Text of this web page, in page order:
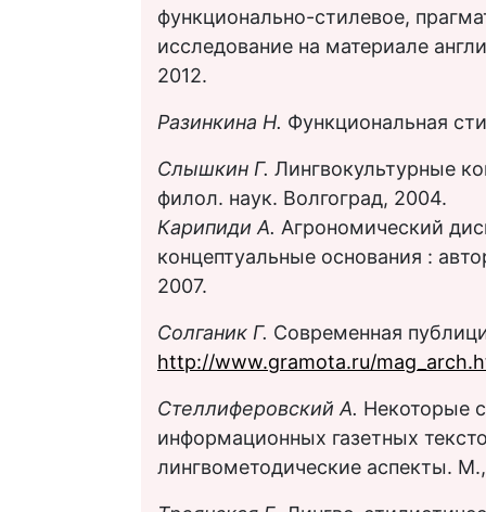
функционально-стилевое,
исследование на материале
2012.
Разинкина Н. Функциональная
Слышкин Г. Лингвокультурные
филол. наук. Волгоград, 2004.
Карипиди А. Агрономический
концептуальные основания :
2007.
Солганик Г. Современная
http://www.gramota.ru/
Стеллиферовский А. Некоторые
информационных газетных
лингвометодические аспекты.